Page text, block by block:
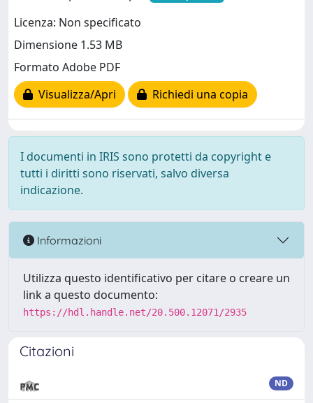
Licenza: Non specificato
Dimensione 1.53 MB
Formato Adobe PDF
Visualizza/Apri
Richiedi una copia
I documenti in IRIS sono protetti da copyright e
tutti i diritti sono riservati, salvo diversa
indicazione.
Informazioni
Utilizza questo identificativo per citare o creare un
link a questo documento:
https://hdl.handle.net/20.500.12071/2935
Citazioni
ND